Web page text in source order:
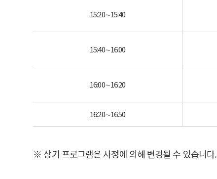
15:20∼15:40
15:40∼16:00
16:00∼16:20
16:20∼16:50
※ 상기 프로그램은 사정에 의해 변경될 수 있습니다.